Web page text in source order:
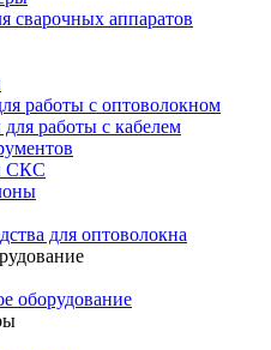
сварочных аппаратов
работы с оптоволокном
работы с кабелем
СКС
для оптоволокна
оборудование